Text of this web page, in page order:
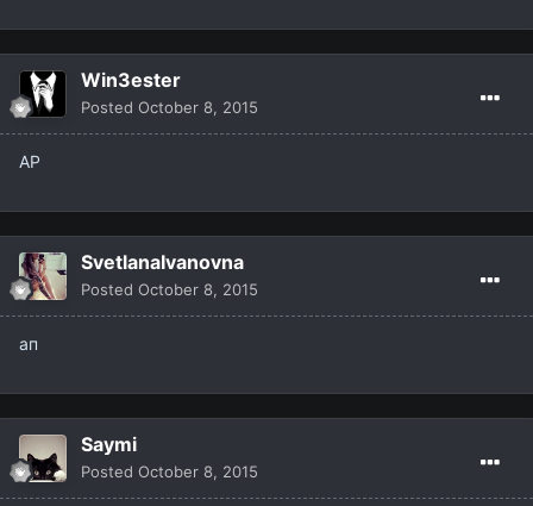
Win3ester
Posted October 8, 2015
AP
SvetlanaIvanovna
Posted October 8, 2015
ап
Saymi
Posted October 8, 2015